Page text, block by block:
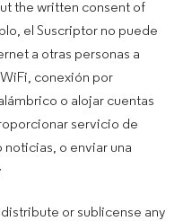
the written consent of
el Suscriptor no puede
a otras personas a
conexión por
o alojar cuentas
servicio de
o enviar una
or sublicense any